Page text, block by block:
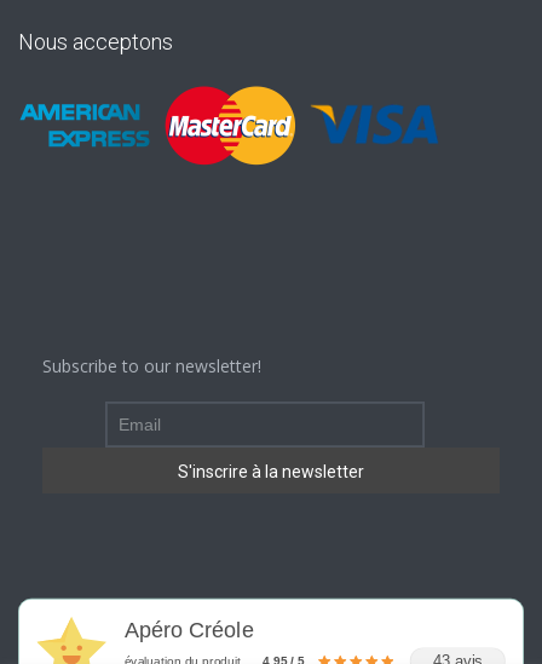
Nous acceptons
Subscribe to our newsletter!
Apéro Créole